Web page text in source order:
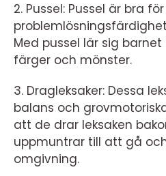
2. Pussel: Pussel är bra
Med pussel lär sig
färger och mönster.
3. Dragleksaker: Dessa
balans och
att de drar leksaken
uppmuntrar till att gå
omgivning.